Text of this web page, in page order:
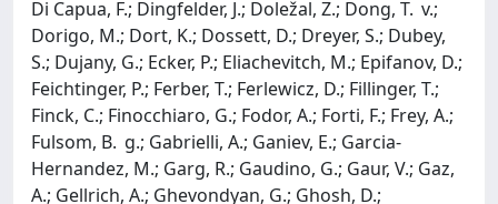
Di Capua, F.; Dingfelder, J.; Doležal, Z.; Dong, T. v.;
Dorigo, M.; Dort, K.; Dossett, D.; Dreyer, S.; Dubey,
S.; Dujany, G.; Ecker, P.; Eliachevitch, M.; Epifanov, D.;
Feichtinger, P.; Ferber, T.; Ferlewicz, D.; Fillinger, T.;
Finck, C.; Finocchiaro, G.; Fodor, A.; Forti, F.; Frey, A.;
Fulsom, B. g.; Gabrielli, A.; Ganiev, E.; Garcia-
Hernandez, M.; Garg, R.; Gaudino, G.; Gaur, V.; Gaz,
A.; Gellrich, A.; Ghevondyan, G.; Ghosh, D.;